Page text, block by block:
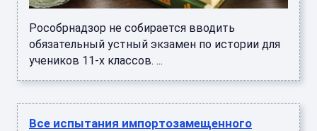
Рособрнадзор не собирается вводить
обязательный устный экзамен по истории для
учеников 11-х классов. ...
Все испытания импортозамещенного